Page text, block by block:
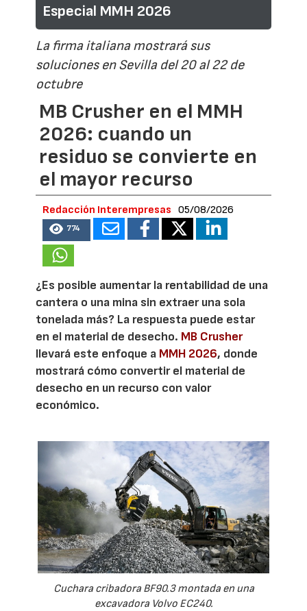
Especial MMH 2026
La firma italiana mostrará sus
soluciones en Sevilla del 20 al 22 de
octubre
MB Crusher en el MMH
2026: cuando un
residuo se convierte en
el mayor recurso
Redacción Interempresas 05/08/2026
774
¿Es posible aumentar la rentabilidad de una
cantera o una mina sin extraer una sola
tonelada más? La respuesta puede estar
en el material de desecho. MB Crusher
llevará este enfoque a MMH 2026, donde
mostrará cómo convertir el material de
desecho en un recurso con valor
económico.
Cuchara cribadora BF90.3 montada en una
excavadora Volvo EC240.